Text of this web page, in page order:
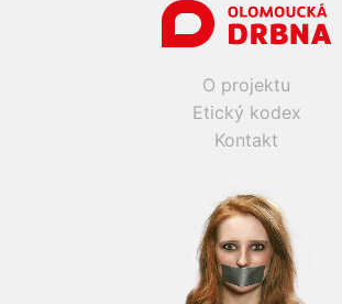
O projektu
Etický kodex
Kontakt